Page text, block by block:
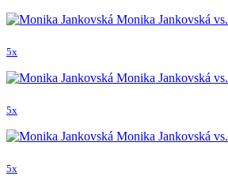
Monika Jankovská vs.
5x
Monika Jankovská vs.
5x
Monika Jankovská vs.
5x